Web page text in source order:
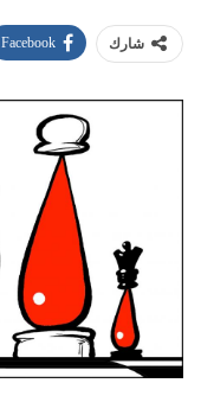
شارك Facebook